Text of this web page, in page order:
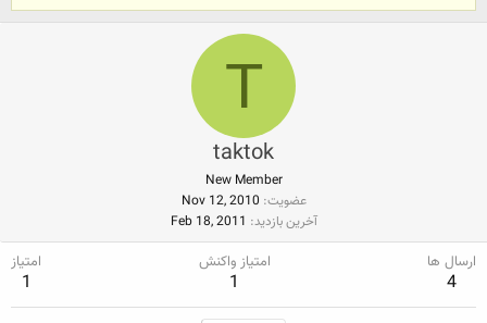
T
taktok
New Member
عضویت Nov 12, 2010
آخرین بازدید Feb 18, 2011
ارسال ها
4
امتیاز واکنش
1
امتیاز
1